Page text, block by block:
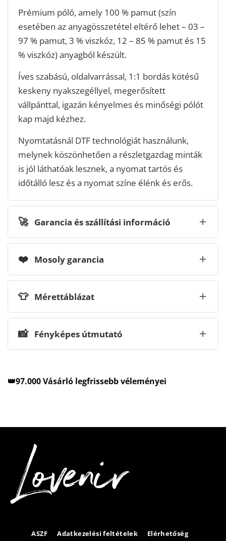
Prémium póló, amely 100 % pamut (szín
esetében az anyagösszetétel eltérő lehet – 03 –
97 % pamut, 3 % viszkóz, 12 – 85 % pamut és 15
% viszkóz) anyagból készült.
Íves szabású, oldalvarrással, 1:1 bordás kötésű
keskeny nyakszegéllyel, megerősített
vállpánttal, igazán kényelmes és minőségi pólót
kap majd kézhez.
Nyomtatásnál DTF technológiát használunk,
melynek köszönhetően a részletgazdag minták
is jól láthatóak lesznek, a nyomat tartós és
időtálló lesz és a nyomat színe élénk és erős.
🚀 Garancia és szállítási információ
❤️ Mosoly garancia
👕 Mérettáblázat
📸 Fényképes útmutató
👑97.000 Vásárló legfrissebb véleményei
ASZF Adatkezelési feltételek Elérhetőség